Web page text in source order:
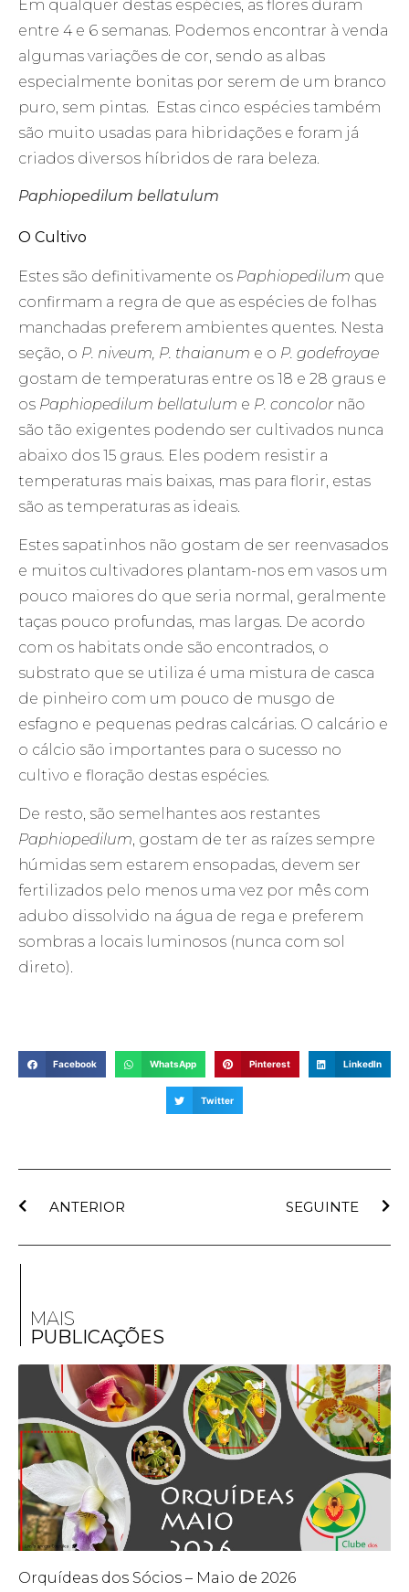
Em qualquer destas espécies, as flores duram
entre 4 e 6 semanas. Podemos encontrar à venda
algumas variações de cor, sendo as albas
especialmente bonitas por serem de um branco
puro, sem pintas. Estas cinco espécies também
são muito usadas para hibridações e foram já
criados diversos híbridos de rara beleza.
Paphiopedilum bellatulum
O Cultivo
Estes são definitivamente os Paphiopedilum que
confirmam a regra de que as espécies de folhas
manchadas preferem ambientes quentes. Nesta
seção, o P. niveum, P. thaianum e o P. godefroyae
gostam de temperaturas entre os 18 e 28 graus e
os Paphiopedilum bellatulum e P. concolornão
são tão exigentes podendo ser cultivados nunca
abaixo dos 15 graus. Eles podem resistir a
temperaturas mais baixas, mas para florir, estas
são as temperaturas as ideais.
Estes sapatinhos não gostam de ser reenvasados
e muitos cultivadores plantam-nos em vasos um
pouco maiores do que seria normal, geralmente
taças pouco profundas, mas largas. De acordo
com os habitats onde são encontrados, o
substrato que se utiliza é uma mistura de casca
de pinheiro com um pouco de musgo de
esfagno e pequenas pedras calcárias. O calcário e
o cálcio são importantes para o sucesso no
cultivo e floração destas espécies.
De resto, são semelhantes aos restantes
Paphiopedilum, gostam de ter as raízes sempre
húmidas sem estarem ensopadas, devem ser
fertilizados pelo menos uma vez por mês com
adubo dissolvido na água de rega e preferem
sombras a locais luminosos (nunca com sol
direto).
Facebook WhatsApp Pinterest LinkedIn
Twitter
ANTERIOR SEGUINTE
MAIS
PUBLICAÇÕES
Orquídeas dos Sócios – Maio de 2026